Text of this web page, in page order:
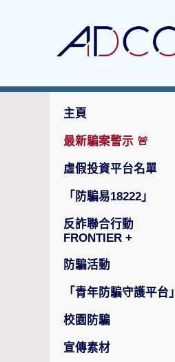
主頁
最新騙案警示 🚨
虛假投資平台名單
「防騙易18222」
反詐聯合行動
FRONTIER +
防騙活動
「青年防騙守護平台」
校園防騙
宣傳素材